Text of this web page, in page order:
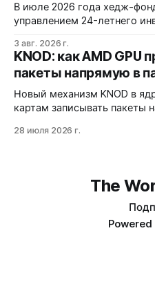
В июле 2026 года хедж-
управлением 24-летнего
потеряв $30 млрд за
на фоне падения акций
купленных с плечом 400%.
3 авг. 2026 г.
KNOD: как AMD GPU
пакеты напрямую в
Новый механизм KNOD в
картам записывать пакеты
центральный процессор.
28 июля 2026 г.
The
Powered